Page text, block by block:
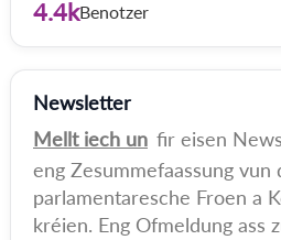
4.4kBenotzer
Newsletter
Mellt iech un fir eisen
eng Zesummefaassung vun
parlamentaresche Froen a
kréien. Eng Ofmeldung ass